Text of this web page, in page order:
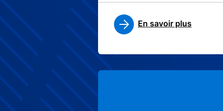
En savoir plus